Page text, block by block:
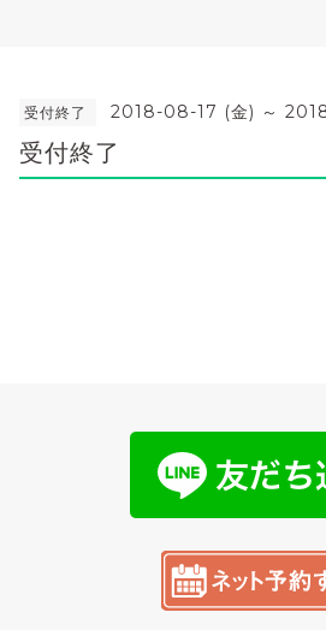
受付終了 2018-08-17 (金) ～
受付終了